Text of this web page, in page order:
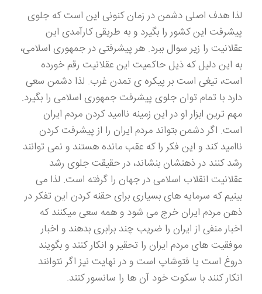
لذا هدف اصلی دشمن در زمان کنونی این است که جلوی
پیشرفت این کشور را بگیرد و به طریقی کارآمدی این
عقلانیت را زیر سوال ببرد. هر پیشرفتی در جمهوری اسلامی،
به این دلیل که ذیل حاکمیت این عقلانیت رقم خورده
است، تیغی است بر پیکره ی تمدن غرب. لذا دشمن سعی
دارد با تمام توان جلوی پیشرفت جمهوری اسلامی را بگیرد.
مهم ترین ابزار او در این زمینه ناامید کردن مردم ایران
است. اگر دشمن بتواند مردم ایران را از پیشرفت کردن
ناامید کند و این فکر را که عقب مانده هستند و نمی توانند
رشد کنند در ذهنشان بنشاند، در حقیقت جلوی رشد
عقلانیت انقلاب اسلامی در جهان را گرفته است. لذا می
بینیم که سرمایه های بسیاری برای حقنه کردن این تفکر در
ذهن مردم ایران خرج می شود و همه سعی میکنند که
اخبار منفی از ایران را ضریب چند برابری بدهند و اخبار
موفقیت های مردم ایران را تحقیر و انکار کنند و بگویند
دروغ است یا فتوشاپ است و در نهایت نیز اگر نتوانند
انکار کنند با سکوت خود آن ها را سانسور کنند.